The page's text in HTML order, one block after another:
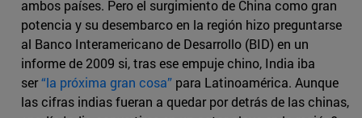
ambos países. Pero el surgimiento de China como gran
potencia y su desembarco en la región hizo preguntarse
al Banco Interamericano de Desarrollo (BID) en un
informe de 2009 si, tras ese empuje chino, India iba
ser“la próxima gran cosa” para Latinoamérica. Aunque
las cifras indias fueran a quedar por detrás de las chinas,